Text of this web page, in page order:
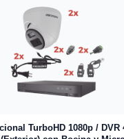
TurboHD 1080p / DVR